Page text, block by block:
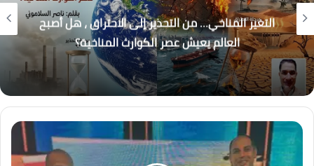
التغير المناخي… من التحذير إلى الاحتراق ، هل أصبح
العالم يعيش عصر الكوارث المناخية؟